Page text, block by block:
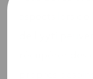
aspects lors
de Lyyti
récupérer des